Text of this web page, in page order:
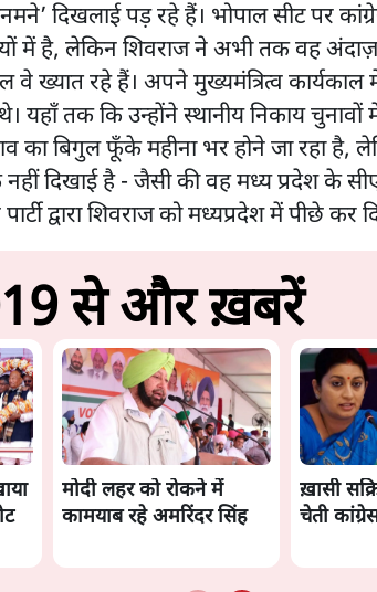
दिखलाई पड़ रहे हैं। भोपाल सीट पर
में है, लेकिन शिवराज ने अभी तक वह
ख्यात रहे हैं। अपने मुख्यमंत्रित्व कार्यकाल
तक कि उन्होंने स्थानीय निकाय चुनावों
का बिगुल फूँके महीना भर होने जा रहा है,
दिखाई है - जैसी की वह मध्य प्रदेश के
द्वारा शिवराज को मध्यप्रदेश में पीछे कर
से और ख़बरें
मोदी लहर को रोकने में
कामयाब रहे अमरिंदर सिंह
ख़ासी
चेती